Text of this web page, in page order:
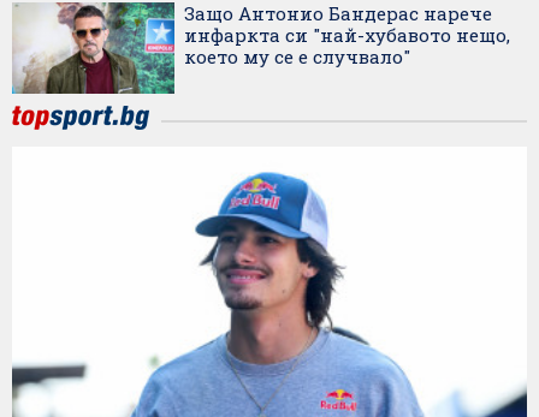
Защо Антонио Бандерас нарече
инфаркта си "най-хубавото нещо,
което му се е случвало"